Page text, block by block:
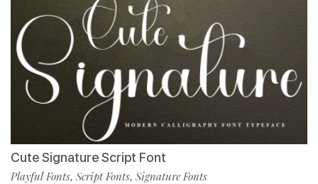
Cute Signature Script Font
Playful Fonts, Script Fonts, Signature Fonts